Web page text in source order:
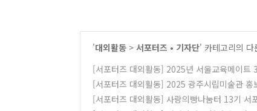
'대외활동 > 서포터즈 • 기자단' 카테고리의 다
[서포터즈 대외활동] 2025년 서울교육메이트
[서포터즈 대외활동] 2025 광주시립미술관 홍
[서포터즈 대외활동] 사랑의빵나눔터 13기 서